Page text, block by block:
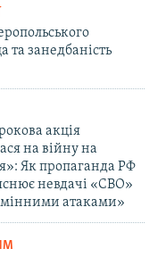
та занедбаність
акція
на війну на
Як пропаганда РФ
невдачі «СВО»
атаками»